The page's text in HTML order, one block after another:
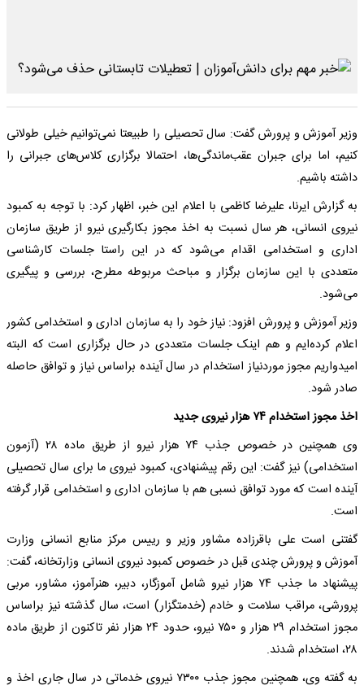
وزیر آموزش و پرورش گفت: سال تحصیلی را طبیعتا نمی‌توانیم خیلی طولانی
کنیم، اما برای جبران عقب‌ماندگی‌ها، احتمالا برگزاری کلاس‌های جبرانی را
داشته باشیم.
به گزارش ایرنا، علیرضا کاظمی با اعلام این خبر، اظهار کرد: با توجه به کمبود
نیروی انسانی، هر سال نسبت به اخذ مجوز بکارگیری نیرو از طریق سازمان
اداری و استخدامی اقدام می‌شود که در این راستا جلسات کارشناسی
متعددی با این سازمان برگزار و مباحث مربوطه مطرح، بررسی و پیگیری
می‌شود.
وزیر آموزش و پرورش افزود: نیاز خود را به سازمان اداری و استخدامی کشور
اعلام کرده‌ایم و هم اینک جلسات متعددی در حال برگزاری است که البته
امیدواریم مجوز موردنیاز استخدام در سال آینده براساس نیاز و توافق حاصله
صادر شود.
اخذ مجوز استخدام ۷۴ هزار نیروی جدید
وی همچنین در خصوص جذب ۷۴ هزار نیرو از طریق ماده ۲۸ (آزمون
استخدامی) نیز گفت: این رقم پیشنهادی، کمبود نیروی ما برای سال تحصیلی
آینده است که مورد توافق نسبی هم با سازمان اداری و استخدامی قرار گرفته
است.
گفتنی است علی باقرزاده مشاور وزیر و رییس مرکز منابع انسانی وزارت
آموزش و پرورش چندی قبل در خصوص کمبود نیروی انسانی وزارتخانه، گفت:
پیشنهاد ما جذب ۷۴ هزار نیرو شامل آموزگار، دبیر، هنرآموز، مشاور، مربی
پرورشی، مراقب سلامت و خادم (خدمتگزار) است، سال گذشته نیز براساس
مجوز استخدام ۲۹ هزار و ۷۵۰ نیرو، حدود ۲۴ هزار نفر تاکنون از طریق ماده
۲۸، استخدام شدند.
به گفته وی، همچنین مجوز جذب ۷۳۰۰ نیروی خدماتی در سال جاری اخذ و